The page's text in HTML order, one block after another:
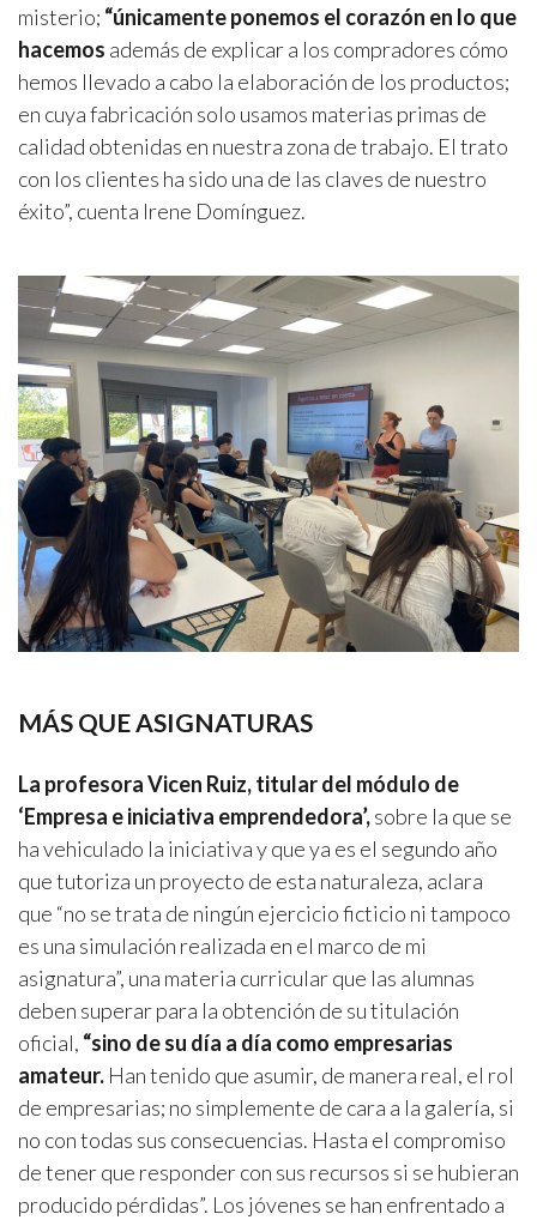
misterio; “únicamente ponemos el corazón en lo que
hacemos además de explicar a los compradores cómo
hemos llevado a cabo la elaboración de los productos;
en cuya fabricación solo usamos materias primas de
calidad obtenidas en nuestra zona de trabajo. El trato
con los clientes ha sido una de las claves de nuestro
éxito”, cuenta Irene Domínguez.
MÁS QUE ASIGNATURAS
La profesora Vicen Ruiz, titular del módulo de
‘Empresa e iniciativa emprendedora’,sobre la que se
ha vehiculado la iniciativa y que ya es el segundo año
que tutoriza un proyecto de esta naturaleza, aclara
que “no se trata de ningún ejercicio ficticio ni tampoco
es una simulación realizada en el marco de mi
asignatura”, una materia curricular que las alumnas
deben superar para la obtención de su titulación
oficial, “sino de su día a día como empresarias
amateur. Han tenido que asumir, de manera real, el rol
de empresarias; no simplemente de cara a la galería, si
no con todas sus consecuencias. Hasta el compromiso
de tener que responder con sus recursos si se hubieran
producido pérdidas”. Los jóvenes se han enfrentado a